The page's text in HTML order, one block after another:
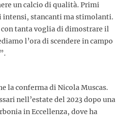
un calcio di qualità. Primi
intensi, stancanti ma stimolanti.
con tanta voglia di dimostrare il
l’ora di scendere in campo
la conferma di Nicola Muscas.
nell’estate del 2023 dopo una
in Eccellenza, dove ha